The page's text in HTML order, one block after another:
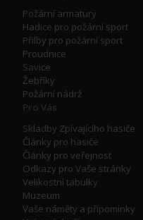
Požární armatury
Hadice pro požární sport
Přilby pro požární sport
Proudnice
Savice
Žebříky
Požární nádrž
Pro Vás
Skladby Zpívajícího hasiče
Články pro hasiče
Články pro veřejnost
Odkazy pro Vaše stránky
Velikostní tabulky
Muzeum
Vaše náměty a přípomínky